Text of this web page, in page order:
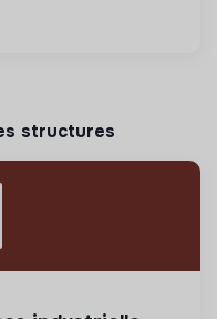
structures